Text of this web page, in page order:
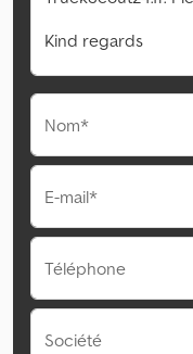
Nom*
E-mail*
Téléphone
Société